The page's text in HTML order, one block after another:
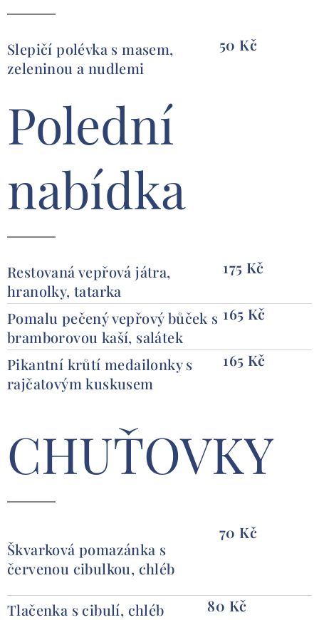
Slepičí polévka s masem,
zeleninou a nudlemi
50 Kč
Polední
nabídka
Restovaná vepřová játra,
hranolky, tatarka
175 Kč
Pomalu pečený vepřový bůček s
bramborovou kaší, salátek
165 Kč
Pikantní krůtí medailonky s
rajčatovým kuskusem
165 Kč
CHUŤOVKY
Škvarková pomazánka s
červenou cibulkou, chléb
70 Kč
Tlačenka s cibulí, chléb
80 Kč